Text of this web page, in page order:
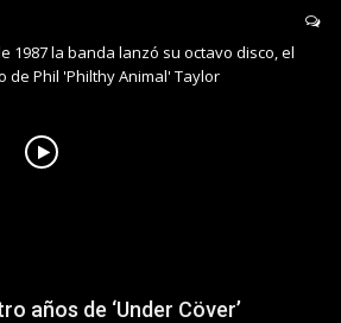
1987 la banda lanzó su octavo disco, el
de Phil 'Philthy Animal' Taylor
años de ‘Under Cöver’